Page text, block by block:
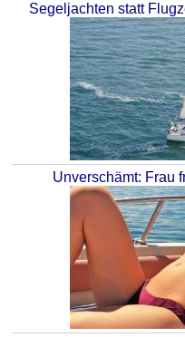
Segeljachten statt
Unverschämt: Frau